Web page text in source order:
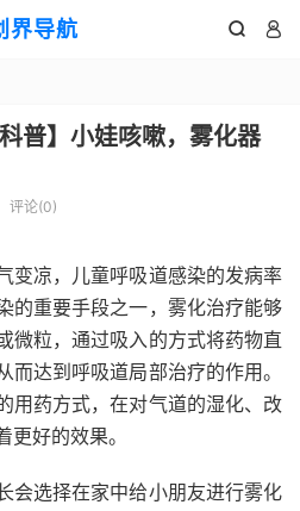
界导航  
普】小娃咳嗽，雾化器
评论(0)
变凉，儿童呼吸道感染的发病率
的重要手段之一，雾化治疗能够
微粒，通过吸入的方式将药物直
达到呼吸道局部治疗的作用。
用药方式，在对气道的湿化、改
好的效果。
会选择在家中给小朋友进行雾化